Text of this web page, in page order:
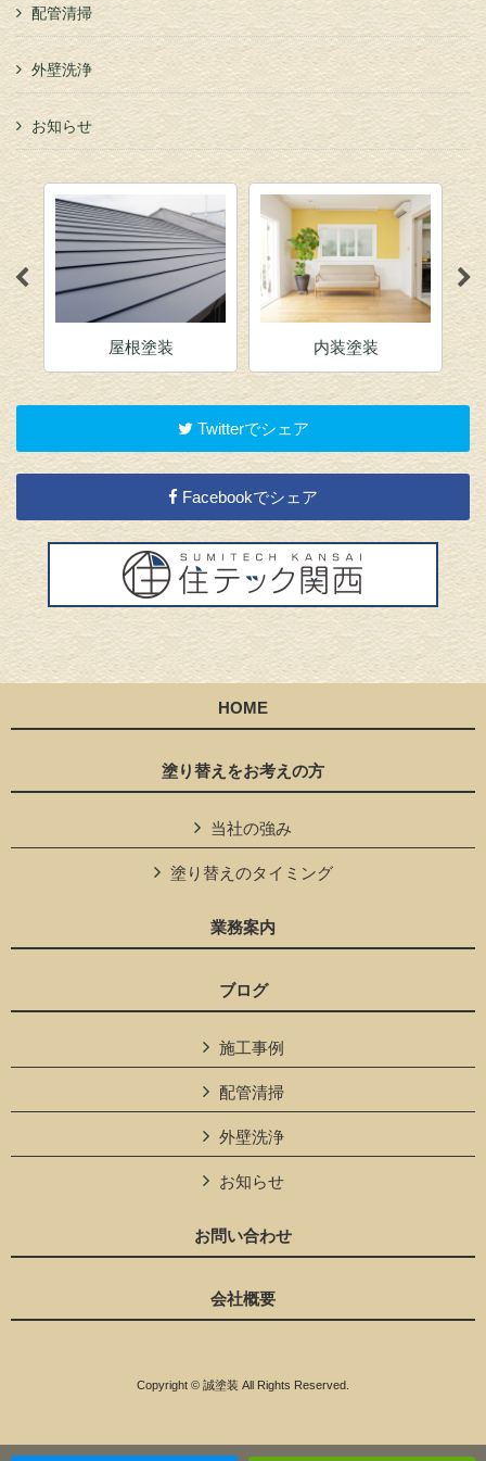
配管清掃
外壁洗浄
お知らせ
屋根塗装 内装塗装
Twitterでシェア
Facebookでシェア
HOME
塗り替えをお考えの方
当社の強み
塗り替えのタイミング
業務案内
ブログ
施工事例
配管清掃
外壁洗浄
お知らせ
お問い合わせ
会社概要
Copyright © 誠塗装 All Rights Reserved.